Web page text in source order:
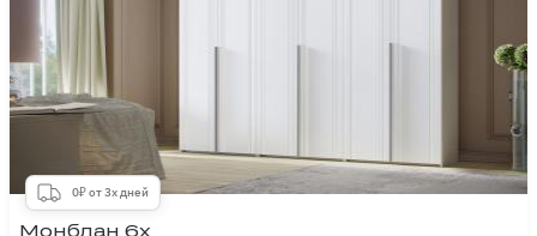
0₽ от 3х дней
Монблан 6х